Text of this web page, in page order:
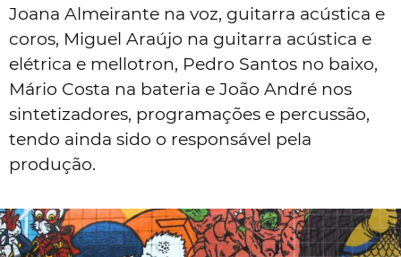
Joana Almeirante na voz, guitarra acústica e
coros, Miguel Araújo na guitarra acústica e
elétrica e mellotron, Pedro Santos no baixo,
Mário Costa na bateria e João André nos
sintetizadores, programações e percussão,
tendo ainda sido o responsável pela
produção.